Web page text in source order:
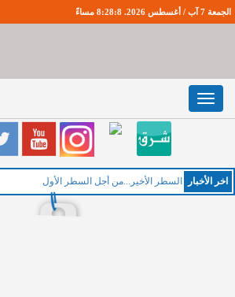
الجمعة 7 آب / أغسطس 2026. 8:28:9 مساءً
Toggle
navigation
اخر اﻷخبار السطر الأخير...من أجل السطر الأول